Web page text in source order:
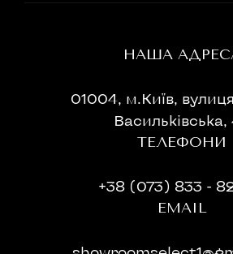
НАША
01004, м.Київ,
Васильківська,
ТЕЛЕФОНИ
+38 (073) 833 -
EMAIL